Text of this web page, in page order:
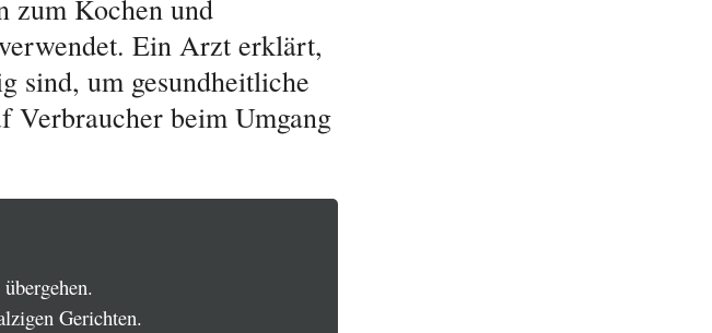
Kochen und
Ein Arzt erklärt,
sind, um gesundheitliche
Verbraucher beim Umgang
Gerichten.